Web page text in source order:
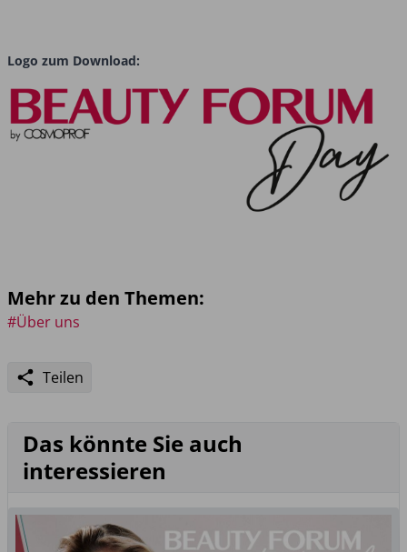
Logo zum Download:
Mehr zu den Themen:
#Über uns
Teilen
Das könnte Sie auch
interessieren